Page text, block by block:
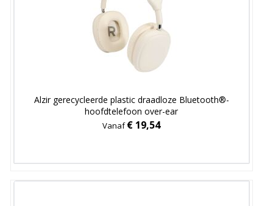
Alzir gerecycleerde plastic draadloze Bluetooth®-
hoofdtelefoon over-ear
Vanaf€ 19,54